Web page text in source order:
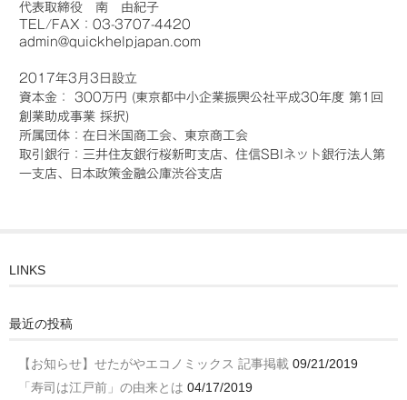
代表取締役 南 由紀子
TEL/FAX：03-3707-4420
admin@quickhelpjapan.com
2017年3月3日設立
資本金： 300万円 (東京都中小企業振興公社平成30年度 第1回
創業助成事業 採択)
所属団体：在日米国商工会、東京商工会
取引銀行：三井住友銀行桜新町支店、住信SBIネット銀行法人第
一支店、日本政策金融公庫渋谷支店
LINKS
最近の投稿
【お知らせ】せたがやエコノミックス 記事掲載 09/21/2019
「寿司は江戸前」の由来とは 04/17/2019